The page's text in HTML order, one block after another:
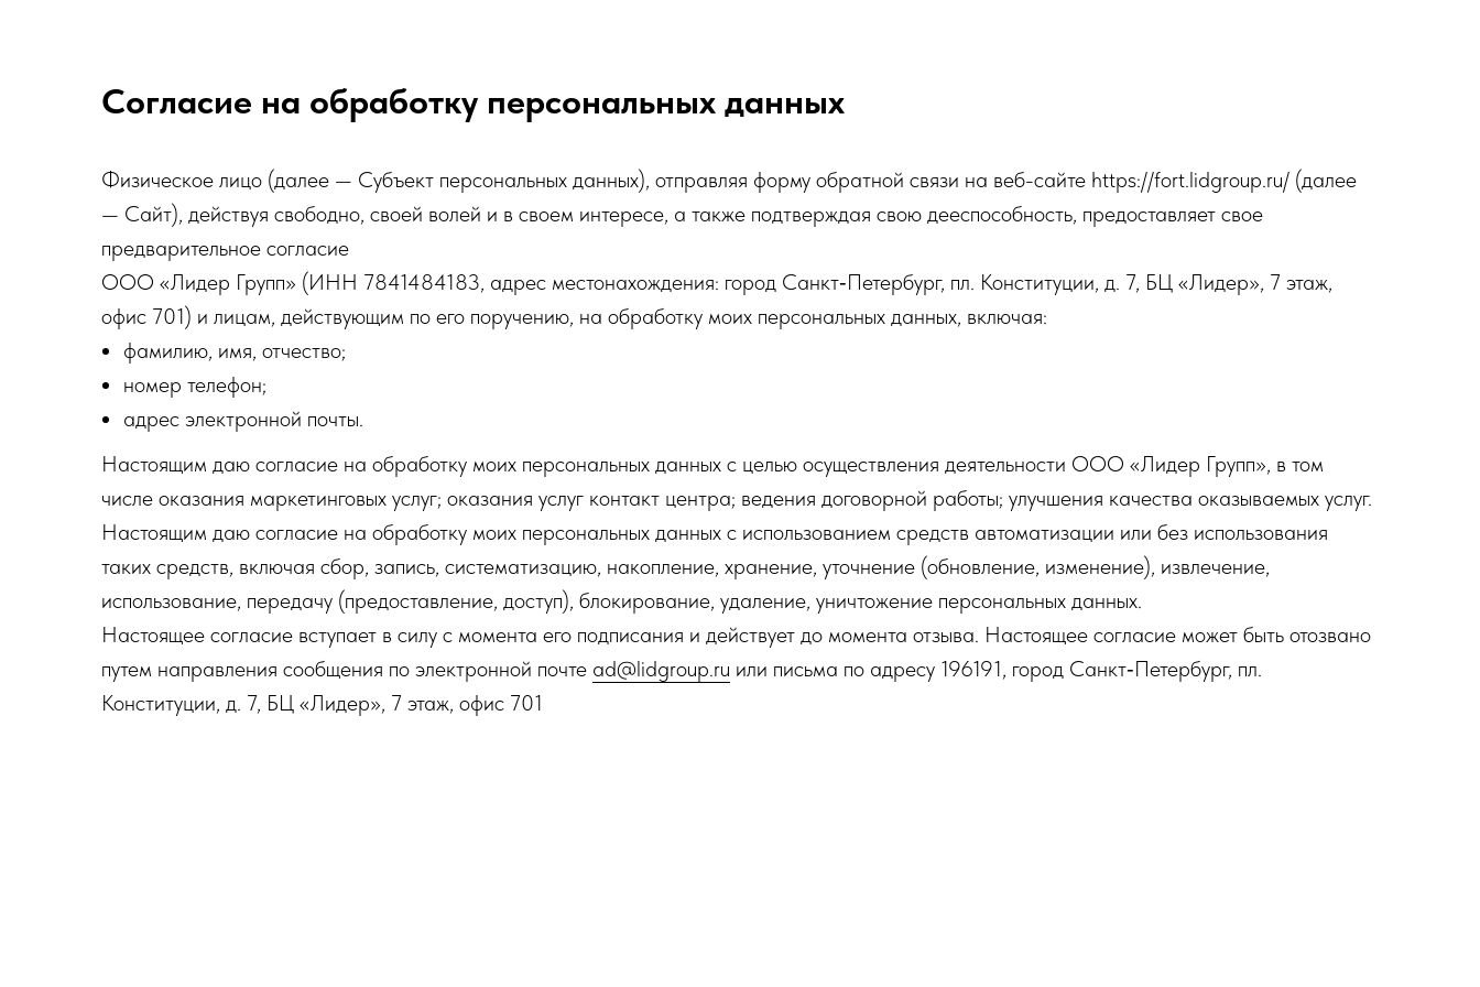
Согласие на обработку персональных данных
Физическое лицо (далее — Субъект персональных данных), отправляя форму обратной связи на веб-сайте https://fort.lidgroup.ru/ (далее
— Сайт), действуя свободно, своей волей и в своем интересе, а также подтверждая свою дееспособность, предоставляет свое
предварительное согласие
ООО «Лидер Групп» (ИНН 7841484183, адрес местонахождения: город Санкт‐Петербург, пл. Конституции, д. 7, БЦ «Лидер», 7 этаж,
офис 701) и лицам, действующим по его поручению, на обработку моих персональных данных, включая:
фамилию, имя, отчество;
номер телефон;
адрес электронной почты.
Настоящим даю согласие на обработку моих персональных данных с целью осуществления деятельности ООО «Лидер Групп», в том
числе оказания маркетинговых услуг; оказания услуг контакт центра; ведения договорной работы; улучшения качества оказываемых услуг.
Настоящим даю согласие на обработку моих персональных данных с использованием средств автоматизации или без использования
таких средств, включая сбор, запись, систематизацию, накопление, хранение, уточнение (обновление, изменение), извлечение,
использование, передачу (предоставление, доступ), блокирование, удаление, уничтожение персональных данных.
Настоящее согласие вступает в силу с момента его подписания и действует до момента отзыва. Настоящее согласие может быть отозвано
путем направления сообщения по электронной почте ad@lidgroup.ru или письма по адресу 196191, город Санкт‐Петербург, пл.
Конституции, д. 7, БЦ «Лидер», 7 этаж, офис 701